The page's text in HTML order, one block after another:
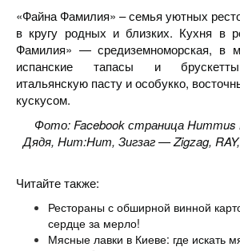
«Файна Фамилия» – семья уютных
в кругу родных и близких. Кухня в
Фамилия» — средиземноморская, в
испанские тапасы и брускетты
итальянскую пасту и особукко,
кускусом.
Фото: Facebook страница
Дядя, Hum:Hum, Зигзаг — Zigzag,
Читайте также:
Рестораны с обширной винной
сердце за мерло!
Мясные лавки в Киеве: где искать